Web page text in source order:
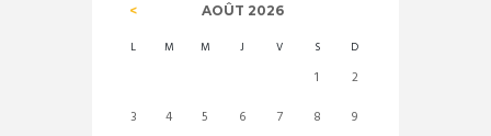
AOÛT 2026
L M M J V S D
1
2
3
4 5 6 7 8
9